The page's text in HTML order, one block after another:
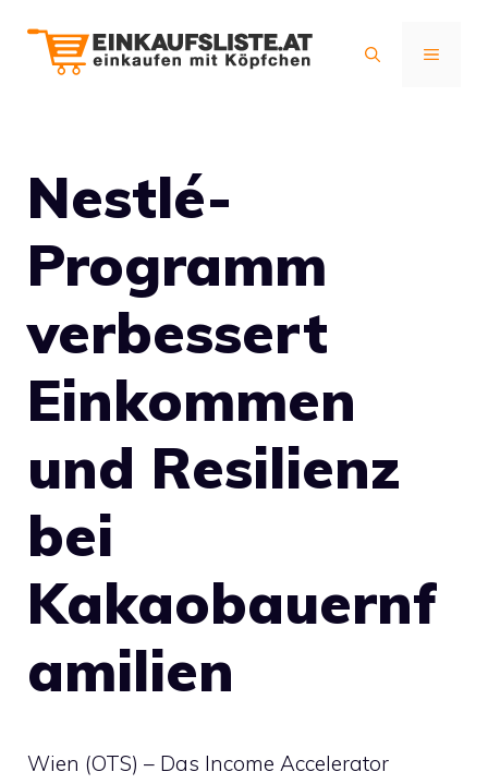
Inhalt
MENÜ
Nestlé-
Programm
verbessert
Einkommen
und Resilienz
bei
Kakaobauernf
amilien
Wien (OTS) – Das Income Accelerator